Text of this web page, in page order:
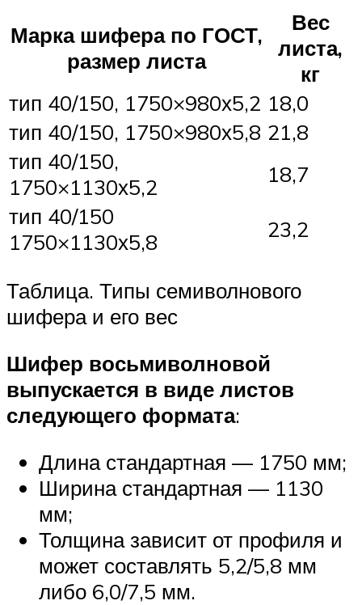
Марка шифера по ГОСТ,
размер листа
Вес
листа,
кг
тип 40/150, 1750×980х5,2 18,0
тип 40/150, 1750×980х5,8 21,8
тип 40/150,
1750×1130х5,2
18,7
тип 40/150
1750×1130х5,8
23,2
Таблица. Типы семиволнового
шифера и его вес
Шифер восьмиволновой
выпускается в виде листов
следующего формата:
Длина стандартная — 1750 мм;
Ширина стандартная — 1130
мм;
Толщина зависит от профиля и
может составлять 5,2/5,8 мм
либо 6,0/7,5 мм.